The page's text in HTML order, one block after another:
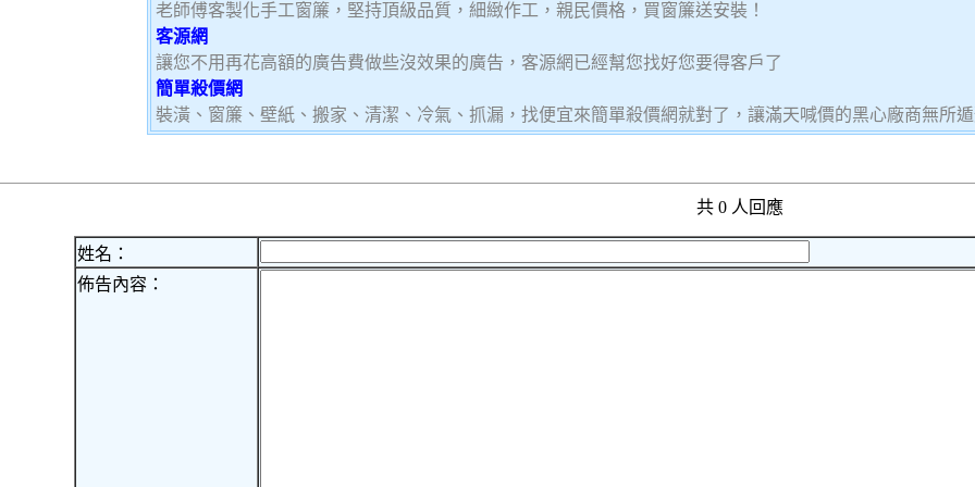
老師傅客製化手工窗簾，堅持頂級品質，細緻作工，親民價格，買窗簾送安裝！
客源網
讓您不用再花高額的廣告費做些沒效果的廣告，客源網已經幫您找好您要得客戶了
簡單殺價網
裝潢、窗簾、壁紙、搬家、清潔、冷氣、抓漏，找便宜來簡單殺價網就對了，讓滿天喊價的黑心廠商無所
共 0 人回應
姓名：
佈告內容：